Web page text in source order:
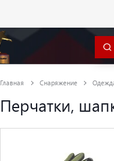
Главная Снаряжение
Перчатки,